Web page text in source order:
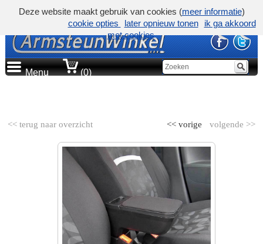
Menu (0)
<< terug naar overzicht volgende >>
<< vorige
Deze website maakt gebruik van cookies (meer informatie)
cookie opties
later opnieuw tonen
ik ga akkoord
met cookies